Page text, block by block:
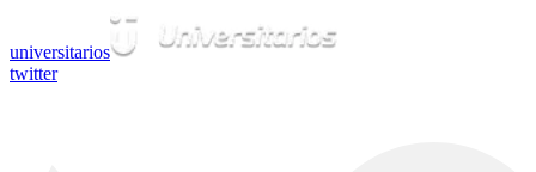
universitarios
twitter